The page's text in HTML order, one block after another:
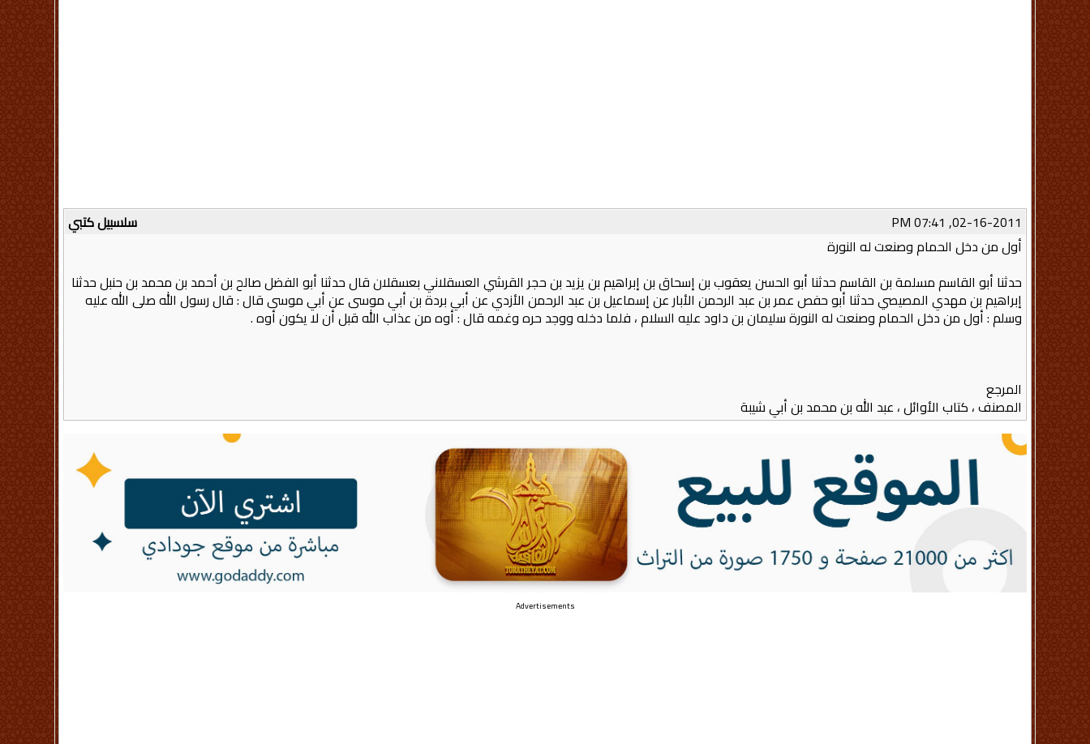
سلسبيل كتبي
02-16-2011, 07:41 PM
أول من دخل الحمام وصنعت له النورة
حدثنا أبو القاسم مسلمة بن القاسم حدثنا أبو الحسن يعقوب بن إسحاق بن إبراهيم بن يزيد بن حجر القرشي العسقلاني بعسقلان قال حدثنا أبو الفضل صالح بن أحمد بن محمد بن حنبل حدثنا
إبراهيم بن مهدي المصيصي حدثنا أبو حفص عمر بن عبد الرحمن الأبار عن إسماعيل بن عبد الرحمن الأزدي عن أبي بردة بن أبي موسى عن أبي موسى قال : قال رسول الله صلى الله عليه
وسلم : أول من دخل الحمام وصنعت له النورة سليمان بن داود عليه السلام ، فلما دخله ووجد حره وغمه قال : أوه من عذاب الله قبل أن لا يكون أوه .
المرجع
المصنف ، كتاب الأوائل ، عبد الله بن محمد بن أبي شيبة
Advertisements